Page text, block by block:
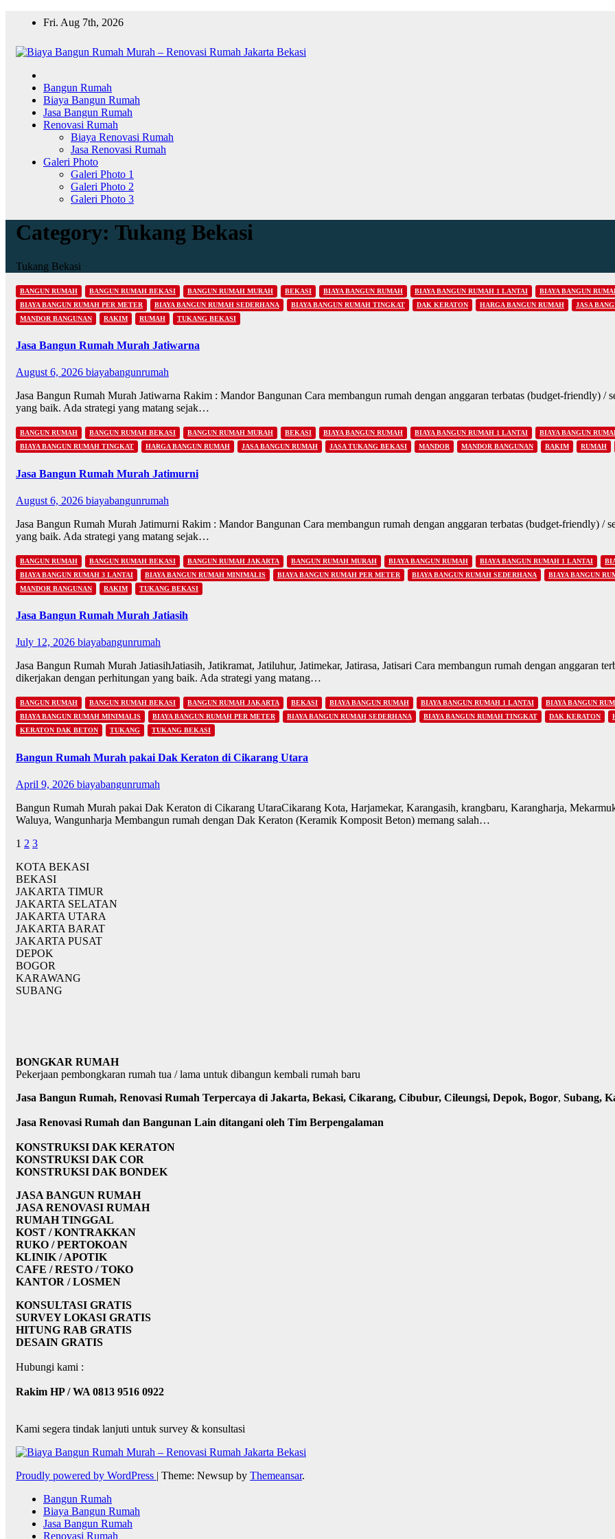
Fri. Aug 7th, 2026
Bangun Rumah
Biaya Bangun Rumah
Jasa Bangun Rumah
Renovasi Rumah
Biaya Renovasi Rumah
Jasa Renovasi Rumah
Galeri Photo
Galeri Photo 1
Galeri Photo 2
Galeri Photo 3
Category: Tukang Bekasi
Tukang Bekasi
BANGUN RUMAH BANGUN RUMAH BEKASI BANGUN RUMAH MURAH BEKASI BIAYA BANGUN RUMAH BIAYA BANGUN RUMAH 1 LANTAI BIAYA BANGUN
BIAYA BANGUN RUMAH PER METER
BIAYA BANGUN RUMAH SEDERHANA BIAYA BANGUN RUMAH TINGKAT DAK KERATON HARGA BANGUN RUMAH JASA
MANDOR BANGUNAN
RAKIM RUMAH TUKANG BEKASI
Jasa Bangun Rumah Murah Jatiwarna
August 6, 2026 biayabangunrumah
Jasa Bangun Rumah Murah Jatiwarna Rakim : Mandor Bangunan Cara membangun rumah dengan anggaran terbatas (budget-friendly) /
yang baik. Ada strategi yang matang sejak…
BANGUN RUMAH BANGUN RUMAH BEKASI BANGUN RUMAH MURAH BEKASI BIAYA BANGUN RUMAH BIAYA BANGUN RUMAH 1 LANTAI BIAYA BANGUN
BIAYA BANGUN RUMAH TINGKAT
HARGA BANGUN RUMAH JASA BANGUN RUMAH JASA TUKANG BEKASI MANDOR MANDOR BANGUNAN RAKIM RUMAH
Jasa Bangun Rumah Murah Jatimurni
August 6, 2026 biayabangunrumah
Jasa Bangun Rumah Murah Jatimurni Rakim : Mandor Bangunan Cara membangun rumah dengan anggaran terbatas (budget-friendly) /
yang baik. Ada strategi yang matang sejak…
BANGUN RUMAH BANGUN RUMAH BEKASI BANGUN RUMAH JAKARTA BANGUN RUMAH MURAH BIAYA BANGUN RUMAH BIAYA BANGUN RUMAH 1 LANTAI
BIAYA BANGUN RUMAH 3 LANTAI
BIAYA BANGUN RUMAH MINIMALIS BIAYA BANGUN RUMAH PER METER BIAYA BANGUN RUMAH SEDERHANA BIAYA BANGUN
MANDOR BANGUNAN
RAKIM TUKANG BEKASI
Jasa Bangun Rumah Murah Jatiasih
July 12, 2026 biayabangunrumah
Jasa Bangun Rumah Murah JatiasihJatiasih, Jatikramat, Jatiluhur, Jatimekar, Jatirasa, Jatisari Cara membangun rumah dengan anggaran
dikerjakan dengan perhitungan yang baik. Ada strategi yang matang…
BANGUN RUMAH BANGUN RUMAH BEKASI BANGUN RUMAH JAKARTA BEKASI BIAYA BANGUN RUMAH BIAYA BANGUN RUMAH 1 LANTAI BIAYA BANGUN
BIAYA BANGUN RUMAH MINIMALIS
BIAYA BANGUN RUMAH PER METER BIAYA BANGUN RUMAH SEDERHANA BIAYA BANGUN RUMAH TINGKAT DAK KERATON
KERATON DAK BETON
TUKANG TUKANG BEKASI
Bangun Rumah Murah pakai Dak Keraton di Cikarang Utara
April 9, 2026 biayabangunrumah
Bangun Rumah Murah pakai Dak Keraton di Cikarang UtaraCikarang Kota, Harjamekar, Karangasih, krangbaru, Karangharja,
Waluya, Wangunharja Membangun rumah dengan Dak Keraton (Keramik Komposit Beton) memang salah…
Posts
pagination
1 2 3
KOTA BEKASI
BEKASI
JAKARTA TIMUR
JAKARTA SELATAN
JAKARTA UTARA
JAKARTA BARAT
JAKARTA PUSAT
DEPOK
BOGOR
KARAWANG
SUBANG
BONGKAR RUMAH
Pekerjaan pembongkaran rumah tua / lama untuk dibangun kembali rumah baru
Jasa Bangun Rumah, Renovasi Rumah Terpercaya di Jakarta, Bekasi, Cikarang, Cibubur, Cileungsi, Depok, Bogor, Subang,
Jasa Renovasi Rumah dan Bangunan Lain ditangani oleh Tim Berpengalaman
KONSTRUKSI DAK KERATON
KONSTRUKSI DAK COR
KONSTRUKSI DAK BONDEK
JASA BANGUN RUMAH
JASA RENOVASI RUMAH
RUMAH TINGGAL
KOST / KONTRAKKAN
RUKO / PERTOKOAN
KLINIK / APOTIK
CAFE / RESTO / TOKO
KANTOR / LOSMEN
KONSULTASI GRATIS
SURVEY LOKASI GRATIS
HITUNG RAB GRATIS
DESAIN GRATIS
Hubungi kami :
Rakim HP / WA 0813 9516 0922
Kami segera tindak lanjuti untuk survey & konsultasi
Proudly powered by WordPress | Theme: Newsup by Themeansar.
Bangun Rumah
Biaya Bangun Rumah
Jasa Bangun Rumah
Renovasi Rumah